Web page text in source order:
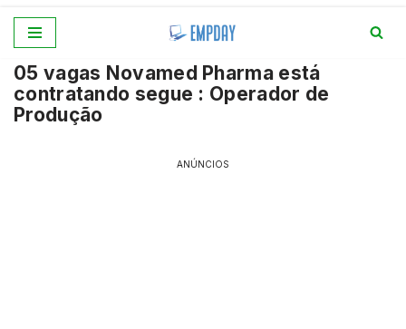
para
o
conteúdo
05 vagas Novamed Pharma está
contratando segue : Operador de
Produção
ANÚNCIOS